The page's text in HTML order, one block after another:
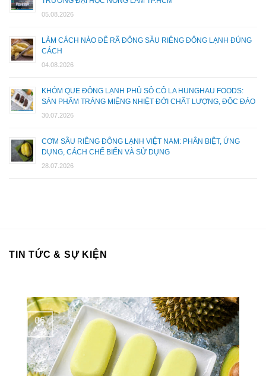
05.08.2026
LÀM CÁCH NÀO ĐỂ RÃ ĐÔNG SẦU RIÊNG ĐÔNG LẠNH ĐÚNG
CÁCH
04.08.2026
KHÓM QUE ĐÔNG LẠNH PHỦ SÔ CÔ LA HUNGHAU FOODS:
SẢN PHẨM TRÁNG MIỆNG NHIỆT ĐỚI CHẤT LƯỢNG, ĐỘC ĐÁO
30.07.2026
CƠM SẦU RIÊNG ĐÔNG LẠNH VIỆT NAM: PHÂN BIỆT, ỨNG
DỤNG, CÁCH CHẾ BIẾN VÀ SỬ DỤNG
28.07.2026
TIN TỨC & SỰ KIỆN
06
Aug